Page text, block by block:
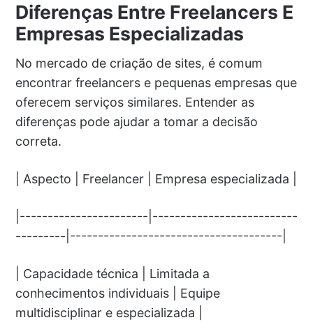
Diferenças Entre Freelancers E
Empresas Especializadas
No mercado de criação de sites, é comum
encontrar freelancers e pequenas empresas que
oferecem serviços similares. Entender as
diferenças pode ajudar a tomar a decisão
correta.
| Aspecto | Freelancer | Empresa especializada |
|-----------------------|--------------------------
---------|--------------------------------------|
| Capacidade técnica | Limitada a
conhecimentos individuais | Equipe
multidisciplinar e especializada |